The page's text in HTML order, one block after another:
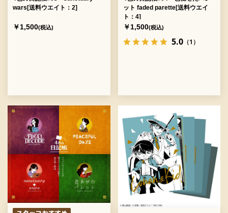
wars[送料ウエイト：2]
￥1,500(税込)
ット faded parette[送料ウエイ
ト：4]
￥1,500(税込)
5.0（1）